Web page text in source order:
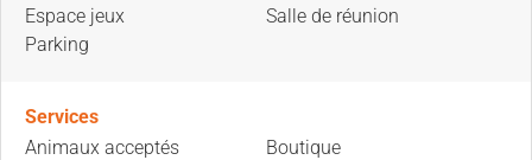
Espace jeux
Parking
Salle de réunion
Services
Animaux acceptés
Boutique